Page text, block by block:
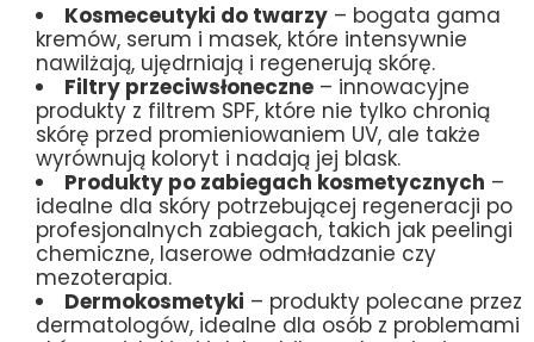
Kosmeceutyki do twarzy – bogata gama
kremów, serum i masek, które intensywnie
nawilżają, ujędrniają i regenerują skórę.
Filtry przeciwsłoneczne – innowacyjne
produkty z filtrem SPF, które nie tylko chronią
skórę przed promieniowaniem UV, ale także
wyrównują koloryt i nadają jej blask.
Produkty po zabiegach kosmetycznych –
idealne dla skóry potrzebującej regeneracji po
profesjonalnych zabiegach, takich jak peelingi
chemiczne, laserowe odmładzanie czy
mezoterapia.
Dermokosmetyki – produkty polecane przez
dermatologów, idealne dla osób z problemami